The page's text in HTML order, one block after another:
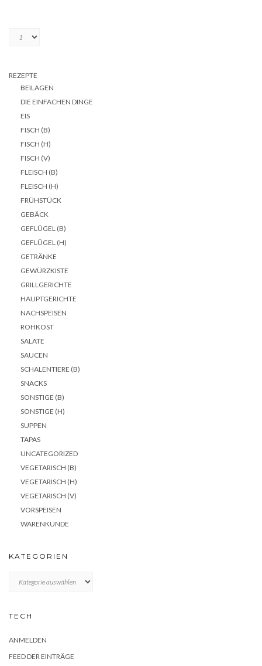
REZEPTE
BEILAGEN
DIE EINFACHEN DINGE
EIS
FISCH (B)
FISCH (H)
FISCH (V)
FLEISCH (B)
FLEISCH (H)
FRÜHSTÜCK
GEBÄCK
GEFLÜGEL (B)
GEFLÜGEL (H)
GETRÄNKE
GEWÜRZKISTE
GRILLGERICHTE
HAUPTGERICHTE
NACHSPEISEN
ROHKOST
SALATE
SAUCEN
SCHALENTIERE (B)
SNACKS
SONSTIGE (B)
SONSTIGE (H)
SUPPEN
TAPAS
UNCATEGORIZED
VEGETARISCH (B)
VEGETARISCH (H)
VEGETARISCH (V)
VORSPEISEN
WARENKUNDE
KATEGORIEN
TECH
ANMELDEN
FEED DER EINTRÄGE